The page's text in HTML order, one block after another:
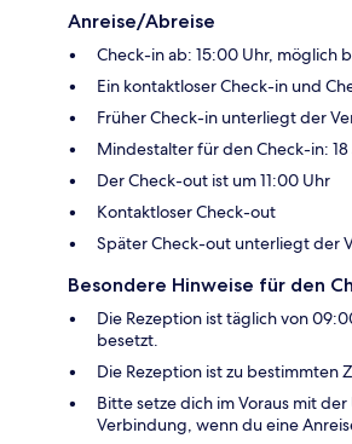
Anreise/Abreise
Check-in ab: 15:00 Uhr, möglich
Ein kontaktloser Check-in und
Früher Check-in unterliegt der
Mindestalter für den Check-in: 18
Der Check-out ist um 11:00 Uhr
Kontaktloser Check-out
Später Check-out unterliegt der
Besondere Hinweise für den
Die Rezeption ist täglich von
besetzt.
Die Rezeption ist zu bestimmten
Bitte setze dich im Voraus mit
Verbindung, wenn du eine